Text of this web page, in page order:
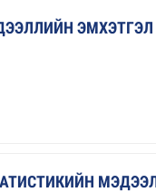
ЭМХЭТГЭЛ